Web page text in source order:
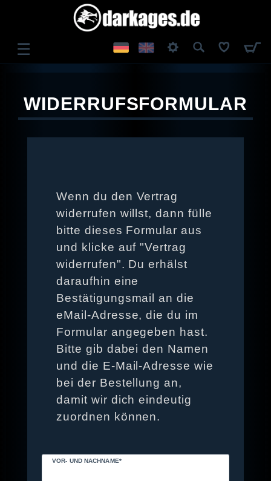
☰
REGISTRIEREN
WIDERRUFSFORMULAR
Wenn du den Vertrag
widerrufen willst, dann fülle
bitte dieses Formular aus
und klicke auf "Vertrag
widerrufen". Du erhälst
daraufhin eine
Bestätigungsmail an die
eMail-Adresse, die du im
Formular angegeben hast.
Bitte gib dabei den Namen
und die E-Mail-Adresse wie
bei der Bestellung an,
damit wir dich eindeutig
zuordnen können.
VOR- UND NACHNAME*